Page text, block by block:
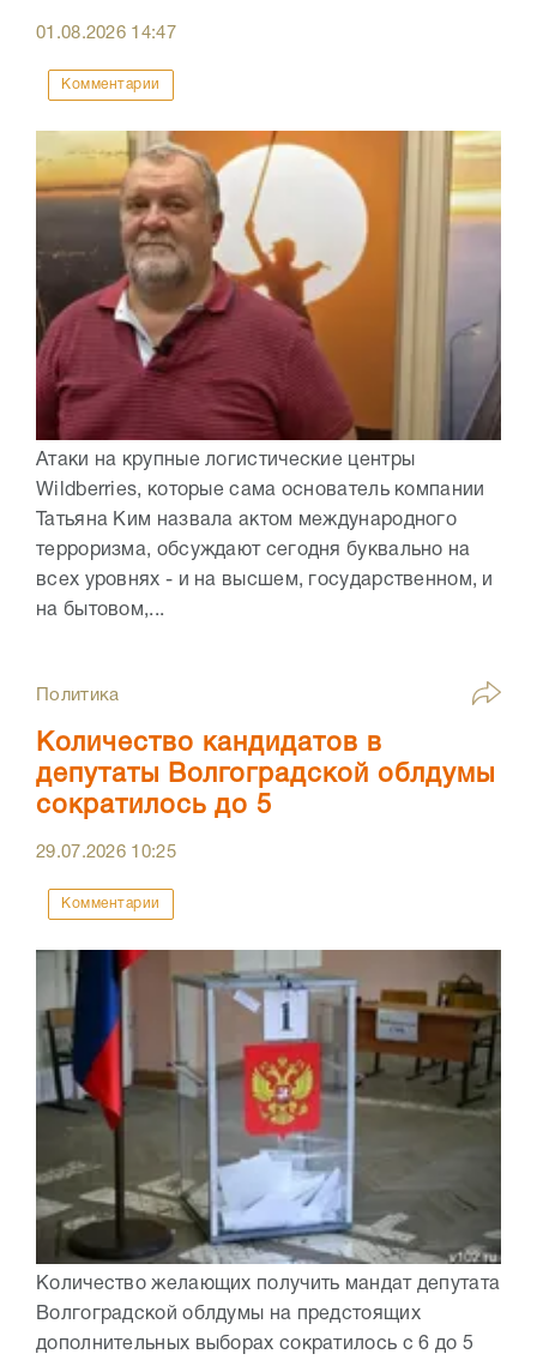
01.08.2026 14:47
Комментарии
Атаки на крупные логистические центры
Wildberries, которые сама основатель компании
Татьяна Ким назвала актом международного
терроризма, обсуждают сегодня буквально на
всех уровнях - и на высшем, государственном, и
на бытовом,...
Политика
Количество кандидатов в
депутаты Волгоградской облдумы
сократилось до 5
29.07.2026 10:25
Комментарии
Количество желающих получить мандат депутата
Волгоградской облдумы на предстоящих
дополнительных выборах сократилось с 6 до 5